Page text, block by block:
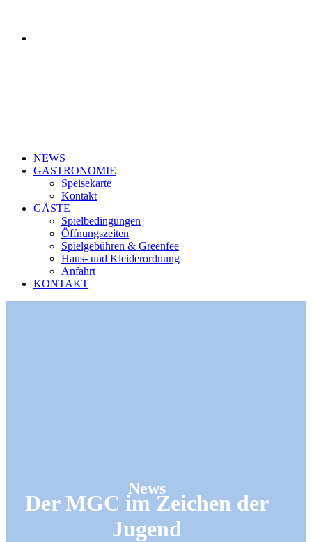
NEWS
GASTRONOMIE
Speisekarte
Kontakt
GÄSTE
Spielbedingungen
Öffnungszeiten
Spielgebühren & Greenfee
Haus- und Kleiderordnung
Anfahrt
KONTAKT
News
Der MGC im Zeichen der
Jugend